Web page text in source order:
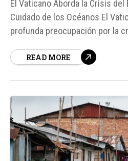
El Vaticano Aborda la Crisis del
Cuidado de los Océanos El
profunda preocupación por la
atrapados durante más de cien
READ MORE